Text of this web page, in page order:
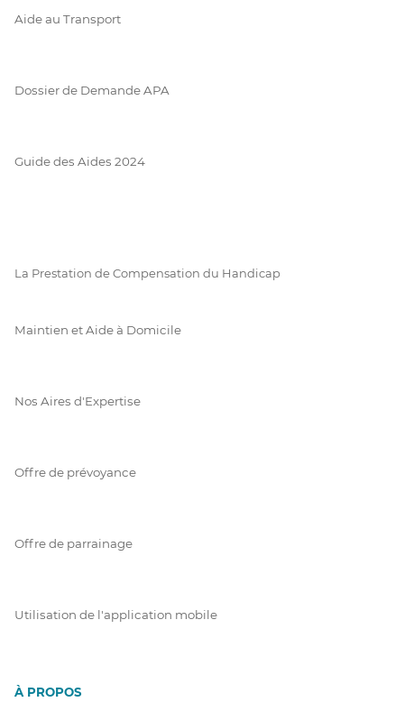
Aide au Transport
Dossier de Demande APA
Guide des Aides 2024
La Prestation de Compensation du Handicap
Maintien et Aide à Domicile
Nos Aires d'Expertise
Offre de prévoyance
Offre de parrainage
Utilisation de l'application mobile
À PROPOS